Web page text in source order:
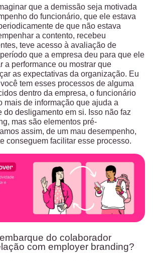
que a demissão seja motivada
do funcionário, que ele estava
de que não estava
a contento, recebeu
teve acesso à avaliação de
que a empresa deu para que ele
a performance ou mostrar que
as expectativas da organização. Eu
tem esses processos de alguma
dentro da empresa, o funcionário
mais de informação que ajuda a
do desligamento em si. Isso não faz
mas são elementos pré-
assim, de um mau desempenho,
conseguem facilitar esse processo.
do colaborador
com employer branding?